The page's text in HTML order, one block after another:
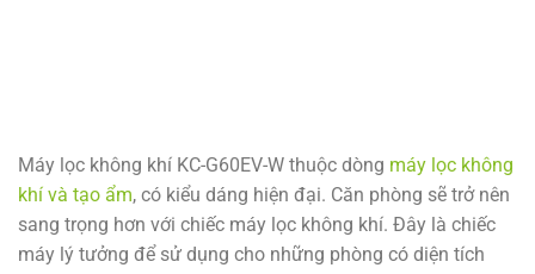
Máy lọc không khí KC-G60EV-W thuộc dòng máy lọc không
khí và tạo ẩm, có kiểu dáng hiện đại. Căn phòng sẽ trở nên
sang trọng hơn với chiếc máy lọc không khí. Đây là chiếc
máy lý tưởng để sử dụng cho những phòng có diện tích